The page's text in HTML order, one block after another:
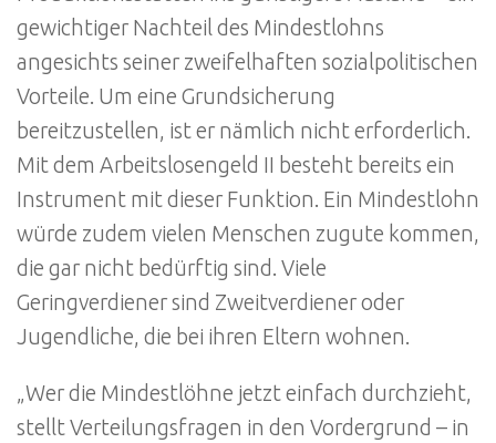
gewichtiger Nachteil des Mindestlohns
angesichts seiner zweifelhaften sozialpolitischen
Vorteile. Um eine Grundsicherung
bereitzustellen, ist er nämlich nicht erforderlich.
Mit dem Arbeitslosengeld II besteht bereits ein
Instrument mit dieser Funktion. Ein Mindestlohn
würde zudem vielen Menschen zugute kommen,
die gar nicht bedürftig sind. Viele
Geringverdiener sind Zweitverdiener oder
Jugendliche, die bei ihren Eltern wohnen.
„Wer die Mindestlöhne jetzt einfach durchzieht,
stellt Verteilungsfragen in den Vordergrund – in